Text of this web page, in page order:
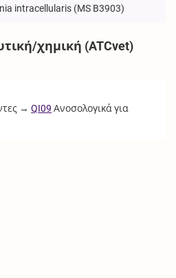
intracellularis (MS B3903)
χημική (ATCvet)
→QI09 Ανοσολογικά για